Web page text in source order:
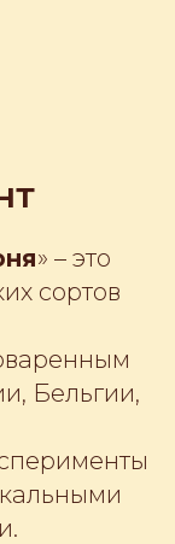
» – это
сортов
Бельгии,